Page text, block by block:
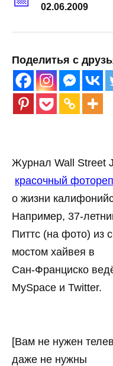
02.06.2009
Поделитья с
Журнал Wall Street
красочный
о жизни
Например, 37-
Питтс (на фото) из
мостом хайвея в
Сан-Франциско
MySpace и Twitter.
[Вам не нужен
даже не нужны